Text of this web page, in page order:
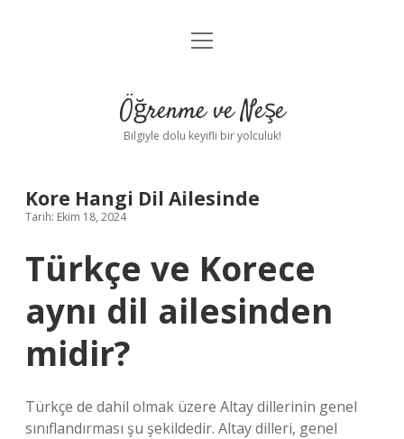
Anasayfa
Yasal Uyarı
menüyü
Öğrenme ve Neşe
Bilgiyle dolu keyifli bir yolculuk!
Kore Hangi Dil Ailesinde
Tarih: Ekim 18, 2024
Türkçe ve Korece
aynı dil ailesinden
midir?
Türkçe de dahil olmak üzere Altay dillerinin genel
sınıflandırması şu şekildedir. Altay dilleri, genel